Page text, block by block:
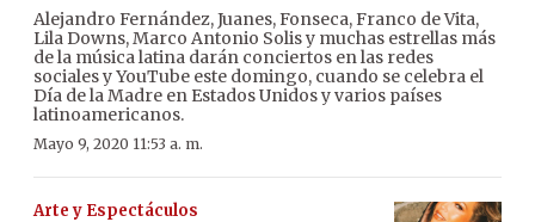
Alejandro Fernández, Juanes, Fonseca, Franco de Vita,
Lila Downs, Marco Antonio Solis y muchas estrellas más
de la música latina darán conciertos en las redes
sociales y YouTube este domingo, cuando se celebra el
Día de la Madre en Estados Unidos y varios países
latinoamericanos.
Mayo 9, 2020 11:53 a. m.
Arte y Espectáculos